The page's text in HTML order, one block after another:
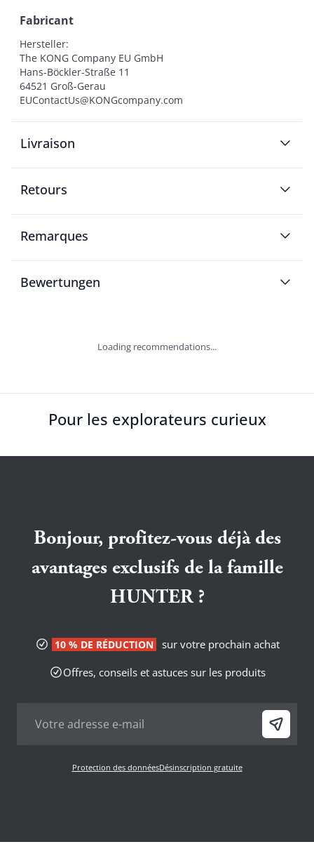
Fabricant
Hersteller:
The KONG Company EU GmbH
Hans-Böckler-Straße 11
64521 Groß-Gerau
EUContactUs@KONGcompany.com
Livraison
Retours
Remarques
Bewertungen
Loading recommendations...
Pour les explorateurs curieux
Bonjour, profitez-vous déjà des
avantages exclusifs de la famille
HUNTER ?
10 % DE RÉDUCTION
sur votre prochain achat
Offres, conseils et astuces sur les produits
Protection des donnéesDésinscription gratuite